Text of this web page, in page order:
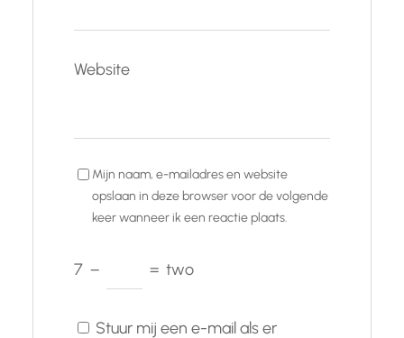
Website
Mijn naam, e-mailadres en website
opslaan in deze browser voor de volgende
keer wanneer ik een reactie plaats.
7 − = two
Stuur mij een e-mail als er